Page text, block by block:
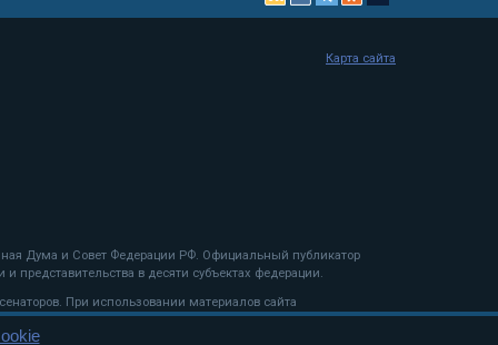
Дума и Совет Федерации РФ. Официальный публикатор
представительства в десяти субъектах федерации.
При использовании материалов сайта
Карта сайта